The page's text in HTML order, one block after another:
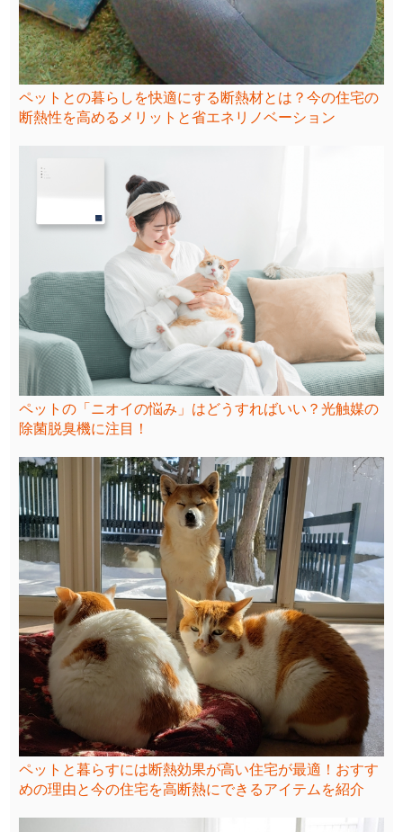
ペットとの暮らしを快適にする断熱材とは？今の住宅の
断熱性を高めるメリットと省エネリノベーション
ペットの「ニオイの悩み」はどうすればいい？光触媒の
除菌脱臭機に注目！
ペットと暮らすには断熱効果が高い住宅が最適！おすす
めの理由と今の住宅を高断熱にできるアイテムを紹介